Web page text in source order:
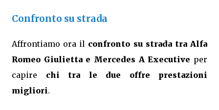
Confronto su strada
Affrontiamo ora il confronto su strada tra Alfa
Romeo Giulietta e Mercedes A Executive per
capire chi tra le due offre prestazioni
migliori.